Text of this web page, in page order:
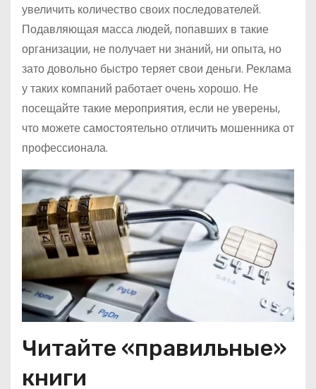
увеличить количество своих последователей.
Подавляющая масса людей, попавших в такие
организации, не получает ни знаний, ни опыта, но
зато довольно быстро теряет свои деньги. Реклама
у таких компаний работает очень хорошо. Не
посещайте такие мероприятия, если не уверены,
что можете самостоятельно отличить мошенника от
профессионала.
Читайте «правильные»
книги